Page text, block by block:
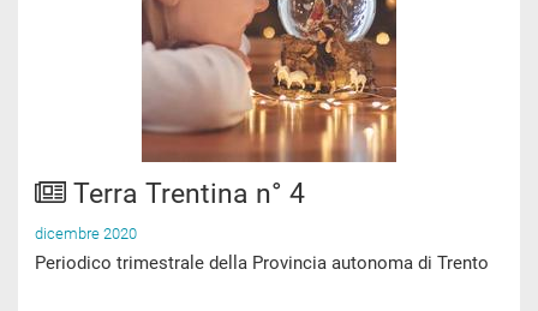
Terra Trentina n° 4
dicembre 2020
Periodico trimestrale della Provincia autonoma di Trento